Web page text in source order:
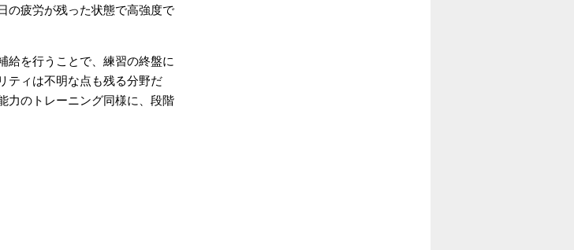
の疲労が残った状態で高強度で
給を行うことで、練習の終盤に
ティは不明な点も残る分野だ
力のトレーニング同様に、段階